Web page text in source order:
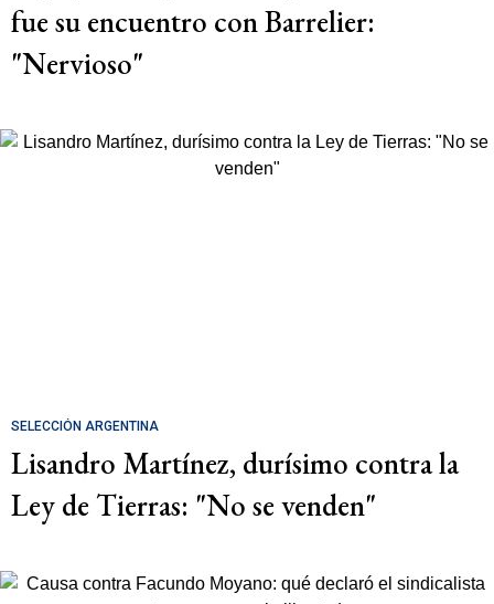
fue su encuentro con Barrelier:
"Nervioso"
SELECCIÓN ARGENTINA
Lisandro Martínez, durísimo contra la
Ley de Tierras: "No se venden"